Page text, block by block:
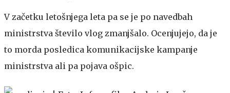
V začetku letošnjega leta pa se je po navedbah
ministrstva število vlog zmanjšalo. Ocenjujejo, da je
to morda posledica komunikacijske kampanje
ministrstva ali pa pojava ošpic.